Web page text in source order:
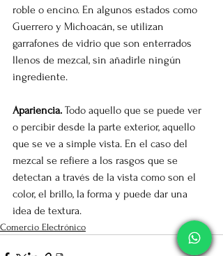
roble o encino. En algunos estados como
Guerrero y Michoacán, se utilizan
garrafones de vidrio que son enterrados
llenos de mezcal, sin añadirle ningún
ingrediente.
Apariencia. Todo aquello que se puede ver
o percibir desde la parte exterior, aquello
que se ve a simple vista. En el caso del
mezcal se refiere a los rasgos que se
detectan a través de la vista como son el
color, el brillo, la forma y puede dar una
idea de textura.
Comercio Electrónico